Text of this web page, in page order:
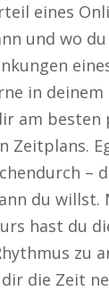
eines
und wo
in
am besten
Zeitplans.
–
du willst.
hast du
zu
die Zeit